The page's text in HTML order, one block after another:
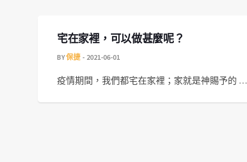
宅在家裡，可以做甚麼呢？
BY保捷 2021-06-01
疫情期間，我們都宅在家裡；家就是神賜予的 …